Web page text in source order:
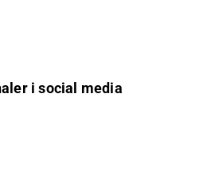
i social media